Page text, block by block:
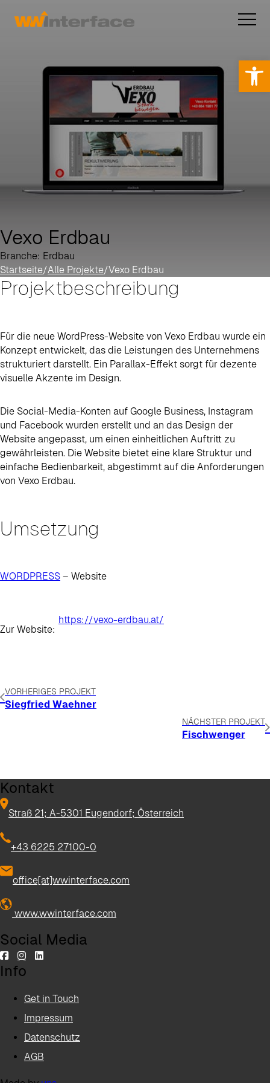
Vexo Erdbau
Branche: Erdbau
Startseite/Alle Projekte/Vexo Erdbau
Projektbeschreibung
Für die neue WordPress-Website von Vexo Erdbau wurde ein
Konzept entwickelt, das die Leistungen des Unternehmens
strukturiert darstellt. Ein Parallax-Effekt sorgt für dezente
visuelle Akzente im Design.
Die Social-Media-Konten auf Google Business, Instagram
und Facebook wurden erstellt und an das Design der
Website angepasst, um einen einheitlichen Auftritt zu
gewährleisten. Die Website bietet eine klare Struktur und
einfache Bedienbarkeit, abgestimmt auf die Anforderungen
von Vexo Erdbau.
Umsetzung
WORDPRESS – Website
Zur Website:
https://vexo-erdbau.at/
VORHERIGES PROJEKT
Siegfried Waehner
NÄCHSTER PROJEKT
Fischwenger
Kontakt
Straß 21; A-5301 Eugendorf; Österreich
+43 6225 27100-0
office[at]wwinterface.com
www.wwinterface.com
Social Media
Info
Get in Touch
Impressum
Datenschutz
AGB